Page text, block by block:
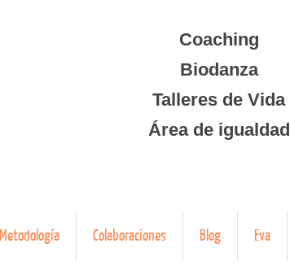
Coaching
Biodanza
Talleres de Vida
Área de igualdad
Metodología Colaboraciones Blog Eva